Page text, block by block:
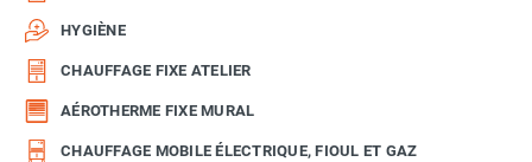
HYGIÈNE
CHAUFFAGE FIXE ATELIER
AÉROTHERME FIXE MURAL
CHAUFFAGE MOBILE ÉLECTRIQUE, FIOUL ET GAZ